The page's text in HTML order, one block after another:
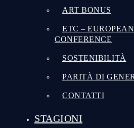
ART BONUS
ETC –
CONFERENCE
SOSTENIBILITÀ
PARITÀ DI
CONTATTI
STAGIONI